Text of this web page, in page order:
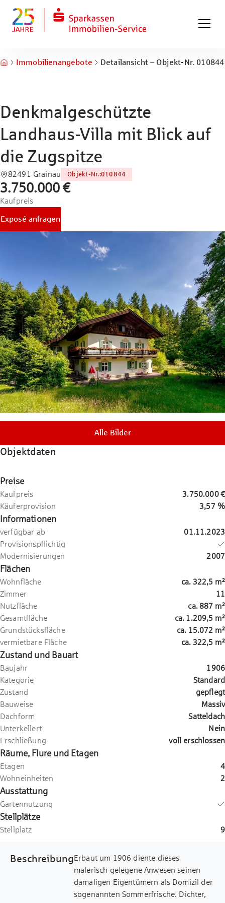
Zum Fuß springen
Immobilienangebote Detailansicht – Objekt-Nr. 010844
Denkmalgeschützte
Landhaus-Villa mit Blick auf
die Zugspitze
82491 Grainau Objekt-Nr.:010844
3.750.000 €
Kaufpreis
Exposé anfragen
Alle Bilder
Objektdaten
Preise
Kaufpreis
3.750.000 €
Käuferprovision
3,57 %
Informationen
verfügbar ab
01.11.2023
Provisionspflichtig
Modernisierungen
2007
Flächen
Wohnfläche ca. 322,5 m²
Zimmer
11
Nutzfläche
ca.887 m²
Gesamtfläche
ca. 1.209,5 m²
Grundstücksfläche
ca. 15.072 m²
vermietbare Fläche
ca. 322,5 m²
Zustand und Bauart
Baujahr
1906
Kategorie
Standard
Zustand
gepflegt
Bauweise
Massiv
Dachform
Satteldach
Unterkellert
Nein
Erschließung
voll erschlossen
Räume, Flure und Etagen
Etagen
4
Wohneinheiten
2
Ausstattung
Gartennutzung
Stellplätze
Stellplatz 9
BeschreibungErbaut um 1906 diente dieses
malerisch gelegene Anwesen seinen
damaligen Eigentümern als Domizil der
sogenannten Sommerfrische. Dichter,